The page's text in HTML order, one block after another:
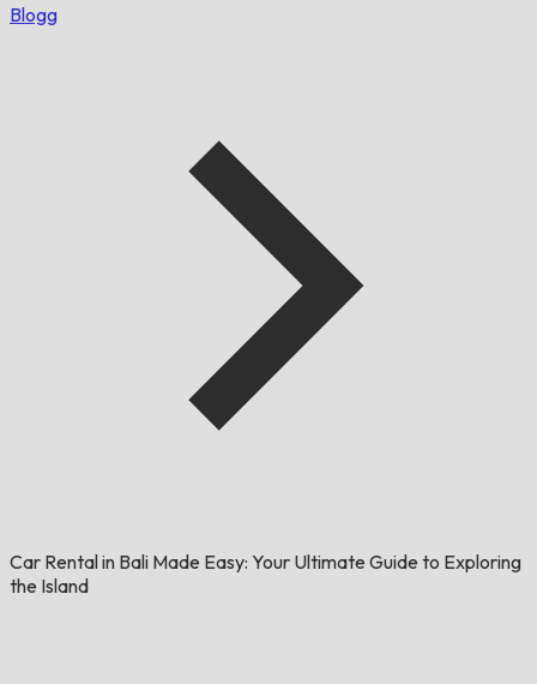
Blogg
Car Rental in Bali Made Easy: Your Ultimate Guide to Exploring
the Island